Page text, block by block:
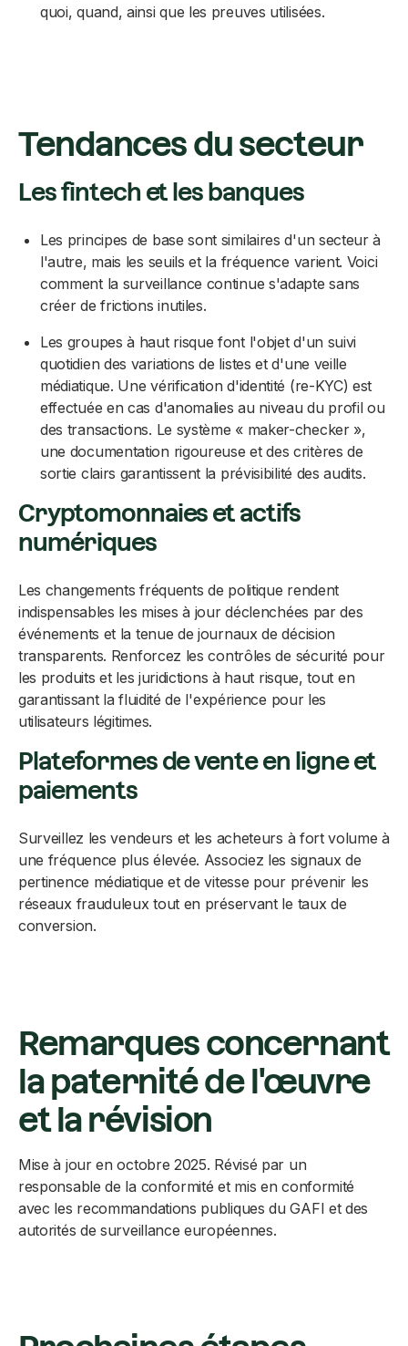
quoi, quand, ainsi que les preuves utilisées.
Tendances du secteur
Les fintech et les banques
Les principes de base sont similaires d'un secteur à
l'autre, mais les seuils et la fréquence varient. Voici
comment la surveillance continue s'adapte sans
créer de frictions inutiles.
Les groupes à haut risque font l'objet d'un suivi
quotidien des variations de listes et d'une veille
médiatique. Une vérification d'identité (re-KYC) est
effectuée en cas d'anomalies au niveau du profil ou
des transactions. Le système « maker-checker »,
une documentation rigoureuse et des critères de
sortie clairs garantissent la prévisibilité des audits.
Cryptomonnaies et actifs
numériques
Les changements fréquents de politique rendent
indispensables les mises à jour déclenchées par des
événements et la tenue de journaux de décision
transparents. Renforcez les contrôles de sécurité pour
les produits et les juridictions à haut risque, tout en
garantissant la fluidité de l'expérience pour les
utilisateurs légitimes.
Plateformes de vente en ligne et
paiements
Surveillez les vendeurs et les acheteurs à fort volume à
une fréquence plus élevée. Associez les signaux de
pertinence médiatique et de vitesse pour prévenir les
réseaux frauduleux tout en préservant le taux de
conversion.
Remarques concernant
la paternité de l'œuvre
et la révision
Mise à jour en octobre 2025. Révisé par un
responsable de la conformité et mis en conformité
avec les recommandations publiques du GAFI et des
autorités de surveillance européennes.